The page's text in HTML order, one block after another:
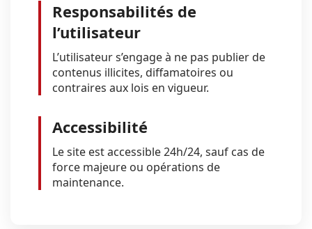
Responsabilités de
l’utilisateur
L’utilisateur s’engage à ne pas publier de
contenus illicites, diffamatoires ou
contraires aux lois en vigueur.
Accessibilité
Le site est accessible 24h/24, sauf cas de
force majeure ou opérations de
maintenance.